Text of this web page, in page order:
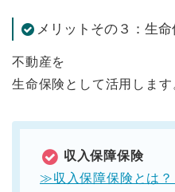
メリットその３：生
不動産を
生命保険として活用します
収入保障保険
≫収入保障保険とは？